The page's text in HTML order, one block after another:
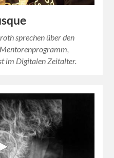
sprechen über den
im Digitalen Zeitalter.